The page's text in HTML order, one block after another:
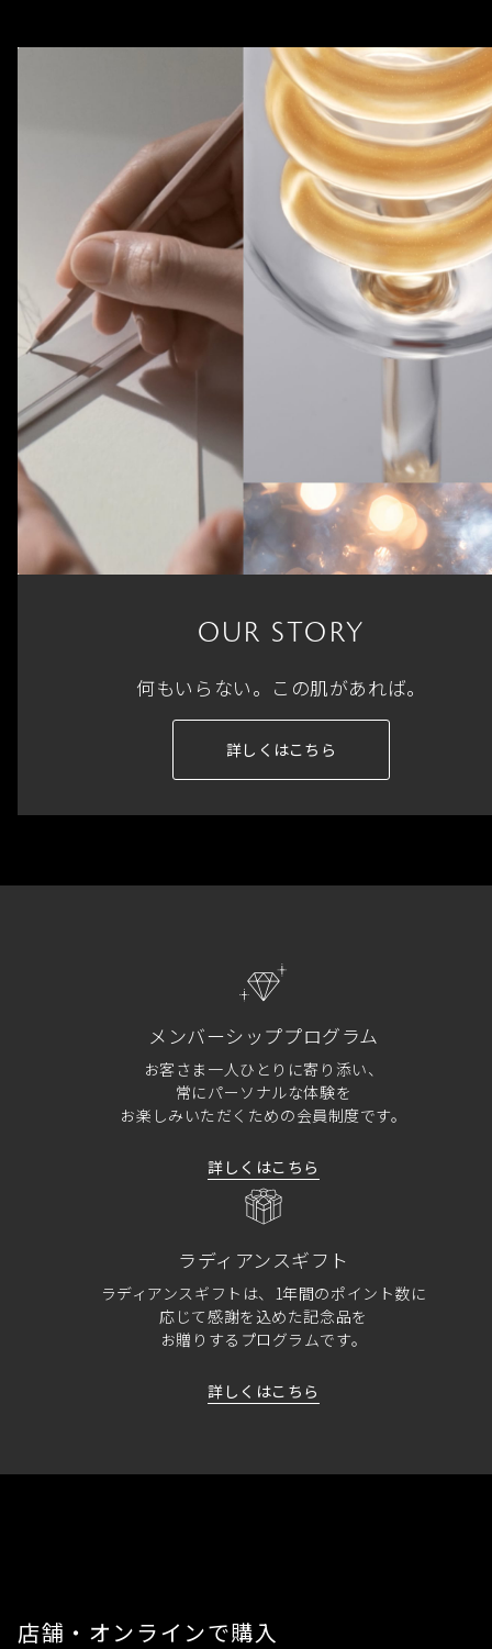
OUR STORY
何もいらない。この肌があれば。
詳しくはこちら
メンバーシッププログラム
お客さま一人ひとりに寄り添い、
常にパーソナルな体験を
お楽しみいただくための会員制度です。
詳しくはこちら
ラディアンスギフト
ラディアンスギフトは、1年間のポイント数に
応じて感謝を込めた記念品を
お贈りするプログラムです。
詳しくはこちら
店舗・オンラインで購入